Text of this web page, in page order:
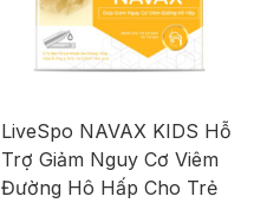
LiveSpo NAVAX KIDS Hỗ
Trợ Giảm Nguy Cơ Viêm
Đường Hô Hấp Cho Trẻ